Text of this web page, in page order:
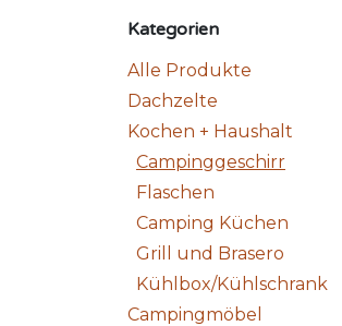
Kategorien
Alle Produkte
Dachzelte
Kochen + Haushalt
Campinggeschirr
Flaschen
Camping Küchen
Grill und Brasero
Kühlbox/Kühlschrank
Campingmöbel